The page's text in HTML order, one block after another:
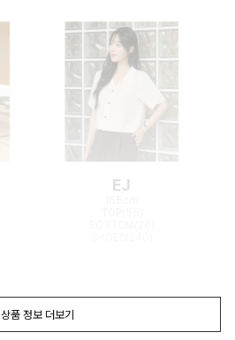
EJ
상품 정보 더보기